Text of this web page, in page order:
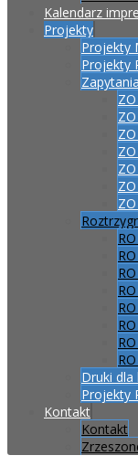
Kalendarz
Projekty
Projekty
Projekty
Druki
Projekty
Kontakt
Kontakt